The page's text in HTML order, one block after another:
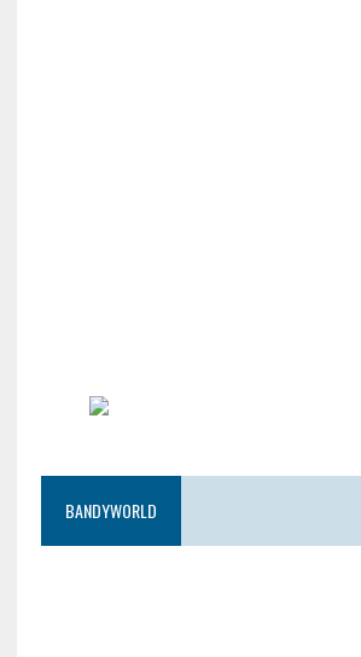
BANDYWORLD